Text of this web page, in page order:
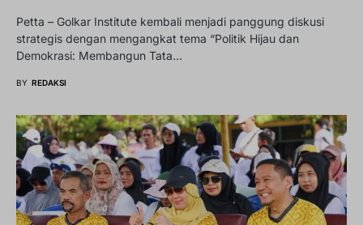
Petta – Golkar Institute kembali menjadi panggung diskusi
strategis dengan mengangkat tema “Politik Hijau dan
Demokrasi: Membangun Tata…
BY REDAKSI